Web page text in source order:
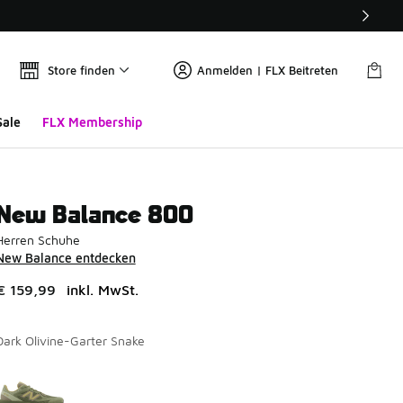
Store finden Anmelden | FLX Beitreten
FLX Membership
Balance 800
Schuhe
Balance entdecken
159,99 inkl. MwSt.
Olivine-Garter Snake